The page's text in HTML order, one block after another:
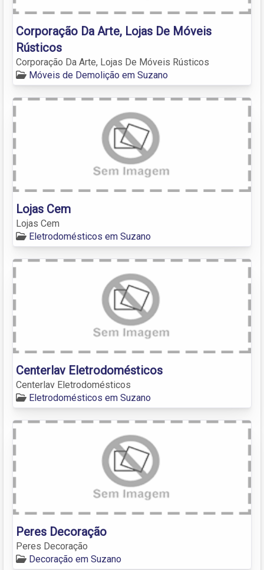
Corporação Da Arte, Lojas De Móveis
Rústicos
Corporação Da Arte, Lojas De Móveis Rústicos
Móveis de Demolição em Suzano
Lojas Cem
Lojas Cem
Eletrodomésticos em Suzano
Centerlav Eletrodomésticos
Centerlav Eletrodomésticos
Eletrodomésticos em Suzano
Peres Decoração
Peres Decoração
Decoração em Suzano